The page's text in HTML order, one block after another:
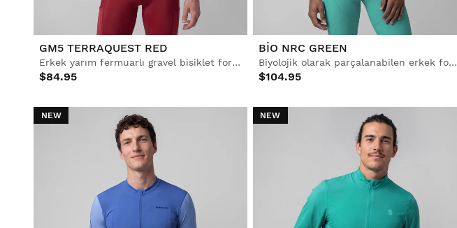
GM5 TERRAQUEST RED
Erkek yarım fermuarlı gravel bisiklet forması
$84.95
BIO NRC GREEN
Biyolojik olarak parçalanabilen erkek forması
$104.95
NEW NEW